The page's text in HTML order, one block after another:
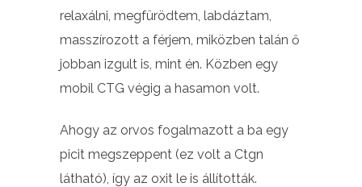
relaxálni, megfürödtem, labdáztam,
masszírozott a férjem, miközben talán ő
jobban izgult is, mint én. Közben egy
mobil CTG végig a hasamon volt.
Ahogy az orvos fogalmazott a ba egy
picit megszeppent (ez volt a Ctgn
látható), így az oxit le is állították.